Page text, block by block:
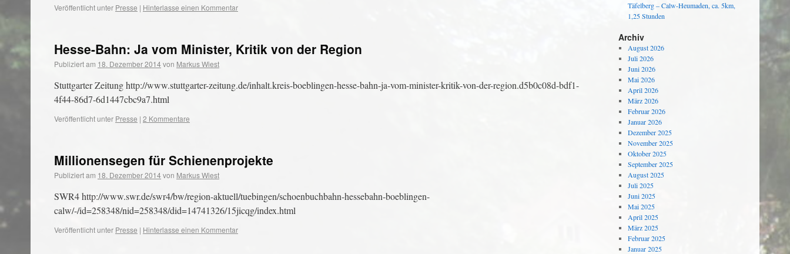
Veröffentlicht unter Presse | Hinterlasse einen Kommentar
Hesse-Bahn: Ja vom Minister, Kritik von der Region
Publiziert am 18. Dezember 2014von Markus Wiest
Stuttgarter Zeitung http://www.stuttgarter-zeitung.de/inhalt.kreis-boeblingen-hesse-bahn-ja-vom-minister-kritik-von-der-region.d5b0c08d-bdf1-
4f44-86d7-6d1447cbc9a7.html
Veröffentlicht unter Presse | 2 Kommentare
Millionensegen für Schienenprojekte
Publiziert am 18. Dezember 2014von Markus Wiest
SWR4 http://www.swr.de/swr4/bw/region-aktuell/tuebingen/schoenbuchbahn-hessebahn-boeblingen-
calw/-/id=258348/nid=258348/did=14741326/15jicqg/index.html
Veröffentlicht unter Presse | Hinterlasse einen Kommentar
Täfelberg – Calw-Heumaden, ca. 5km,
1,25 Stunden
Archiv
August 2026
Juli 2026
Juni 2026
Mai 2026
April 2026
März 2026
Februar 2026
Januar 2026
Dezember 2025
November 2025
Oktober 2025
September 2025
August 2025
Juli 2025
Juni 2025
Mai 2025
April 2025
März 2025
Februar 2025
Januar 2025